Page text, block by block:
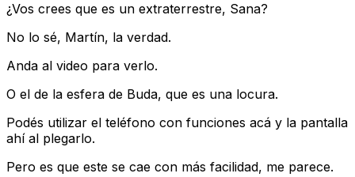
¿Vos crees que es un extraterrestre, Sana?
No lo sé, Martín, la verdad.
Anda al video para verlo.
O el de la esfera de Buda, que es una locura.
Podés utilizar el teléfono con funciones acá y la pantalla
ahí al plegarlo.
Pero es que este se cae con más facilidad, me parece.